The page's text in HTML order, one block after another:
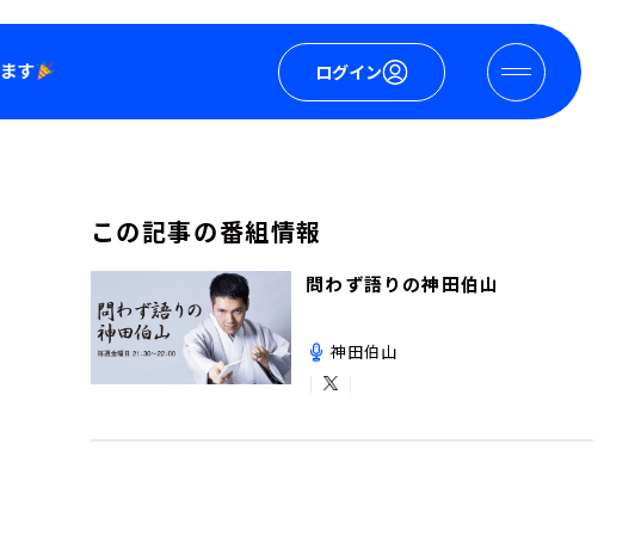
ログイン
この記事の番組情報
問わず語りの神田伯山
神田伯山